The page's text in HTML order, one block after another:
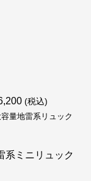
(税込)
量地雷系リュック